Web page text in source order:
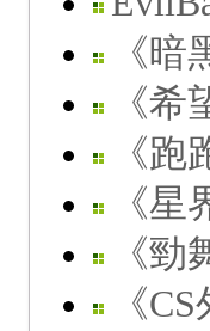
《暗
《希
《跑
《星
《勁
《